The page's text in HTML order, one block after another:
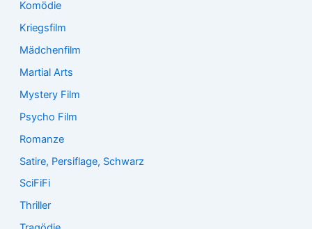
Komödie
Kriegsfilm
Mädchenfilm
Martial Arts
Mystery Film
Psycho Film
Romanze
Satire, Persiflage, Schwarz
SciFiFi
Thriller